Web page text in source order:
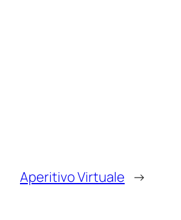
Aperitivo Virtuale →